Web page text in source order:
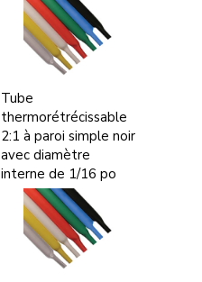
Tube
thermorétrécissable
2:1 à paroi simple noir
avec diamètre
interne de 1/16 po